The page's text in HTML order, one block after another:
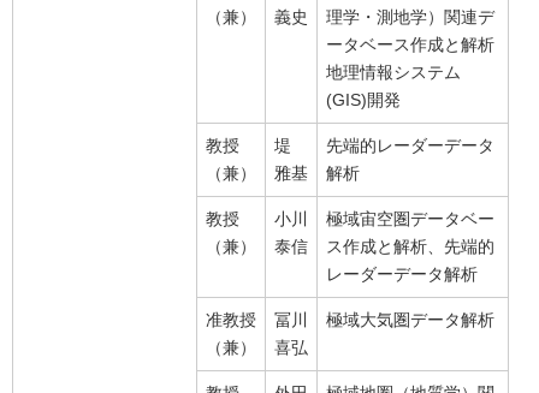
（兼）
義史
理学・測地学）関連デ
ータベース作成と解析
地理情報システム
(GIS)開発
教授
（兼）
堤
雅基
先端的レーダーデータ
解析
教授
（兼）
小川
泰信
極域宙空圏データベー
ス作成と解析、先端的
レーダーデータ解析
准教授
（兼）
冨川
喜弘
極域大気圏データ解析